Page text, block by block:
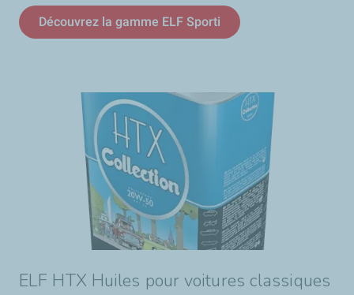
Découvrez la gamme ELF Sporti
ELF HTX Huiles pour voitures classiques